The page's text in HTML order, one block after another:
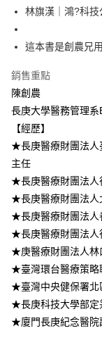
林旗漢｜鴻?科技
這本書是創農兄
銷售重點
陳創農
長庚大學醫務管理
【經歷】
★長庚醫療財團法人
主任
★長庚醫療財團法人
★長庚醫療財團法人
★長庚醫療財團法人
★長庚醫療財團法人
★庚醫療財團法人林
★臺灣環台醫療策略
★臺灣中央健保署北
★長庚科技大學部定
★廈門長庚紀念醫院